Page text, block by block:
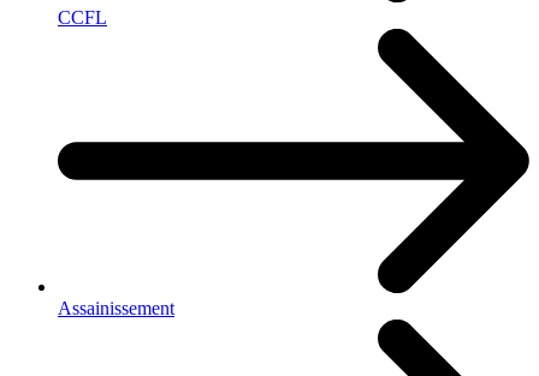
CCFL
Assainissement